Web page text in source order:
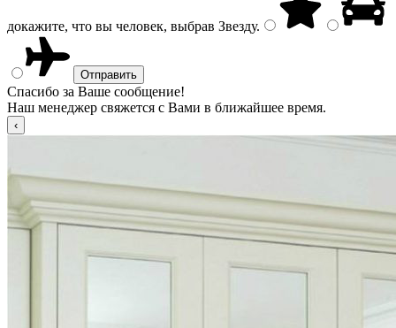
докажите, что вы человек, выбрав Звезду.
Спасибо за Ваше сообщение!
Наш менеджер свяжется с Вами в ближайшее время.